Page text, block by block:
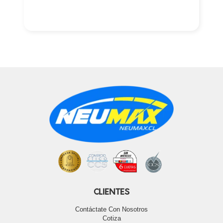
CLIENTES
Contáctate Con Nosotros
Cotiza